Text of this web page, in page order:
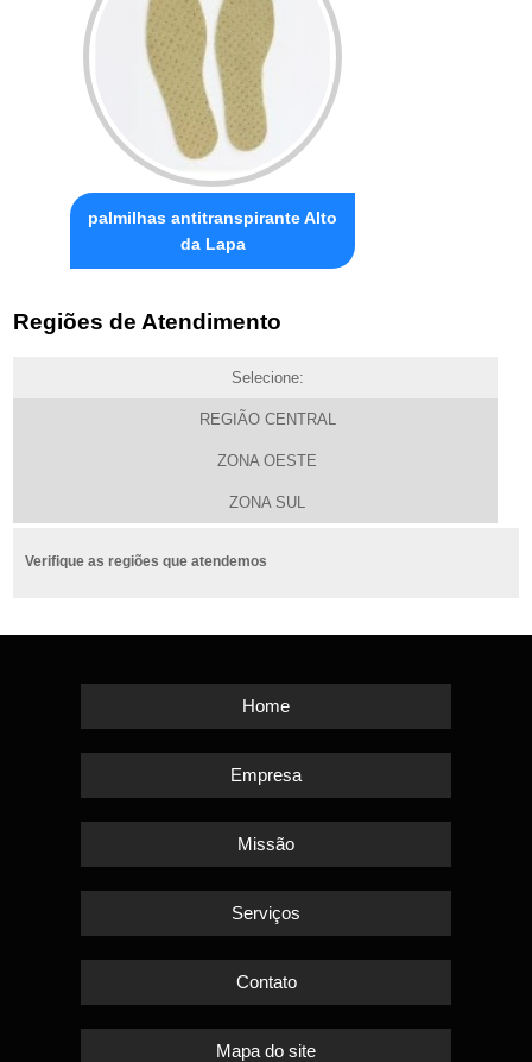
palmilhas antitranspirante Alto
da Lapa
Regiões de Atendimento
Selecione:
REGIÃO CENTRAL
ZONA OESTE
ZONA SUL
Verifique as regiões que atendemos
Home
Empresa
Missão
Serviços
Contato
Mapa do site